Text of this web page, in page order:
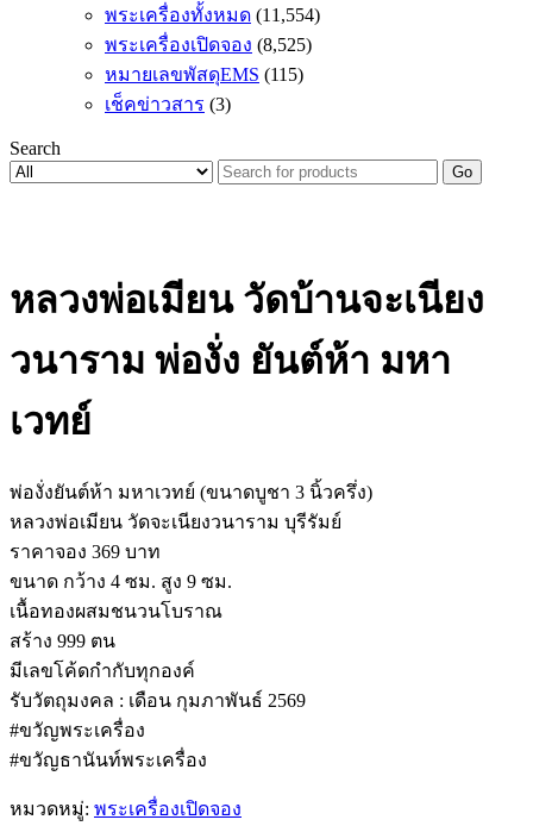
พระเครื่องทั้งหมด (11,554)
พระเครื่องเปิดจอง (8,525)
หมายเลขพัสดุEMS (115)
เช็คข่าวสาร (3)
Search
Go
หลวงพ่อเมียน วัดบ้านจะเนียง
วนาราม พ่องั่ง ยันต์ห้า มหา
เวทย์
พ่องั่งยันต์ห้า มหาเวทย์ (ขนาดบูชา 3 นิ้วครึ่ง)
หลวงพ่อเมียน วัดจะเนียงวนาราม บุรีรัมย์
ราคาจอง 369 บาท
ขนาด กว้าง 4 ซม. สูง 9 ซม.
เนื้อทองผสมชนวนโบราณ
สร้าง 999 ตน
มีเลขโค้ดกำกับทุกองค์
รับวัตถุมงคล : เดือน กุมภาพันธ์ 2569
#ขวัญพระเครื่อง
#ขวัญธานันท์พระเครื่อง
หมวดหมู่: พระเครื่องเปิดจอง